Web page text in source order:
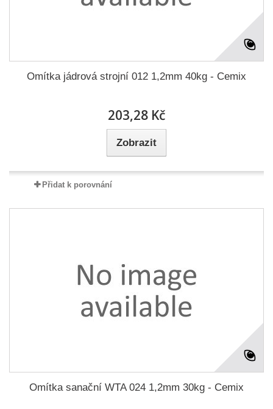
Omítka jádrová strojní 012 1,2mm 40kg - Cemix
203,28 Kč
Zobrazit
Přidat k porovnání
Omítka sanační WTA 024 1,2mm 30kg - Cemix